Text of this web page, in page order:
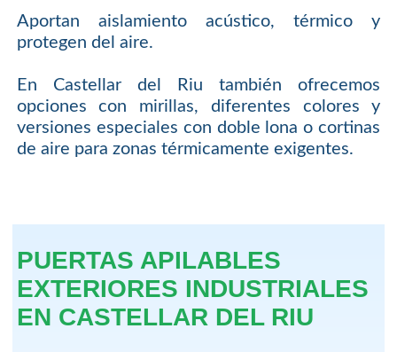
Aportan aislamiento acústico, térmico y
protegen del aire.
En Castellar del Riu también ofrecemos
opciones con mirillas, diferentes colores y
versiones especiales con doble lona o cortinas
de aire para zonas térmicamente exigentes.
PUERTAS APILABLES
EXTERIORES INDUSTRIALES
EN CASTELLAR DEL RIU